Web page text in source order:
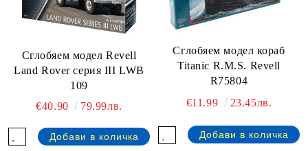
Сглобяем модел Revell
Land Rover серия III LWB
109
€40.90
79.99лв.
Сглобяем модел кораб
Titanic R.M.S. Revell
R75804
€11.99
23.45лв.